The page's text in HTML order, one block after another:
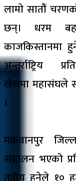
लामाे सातौं
छन्। धरम
काजकिस्तानमा
खेलमा महासंघले
।
मकवानपुर
सञ्चालन भएको